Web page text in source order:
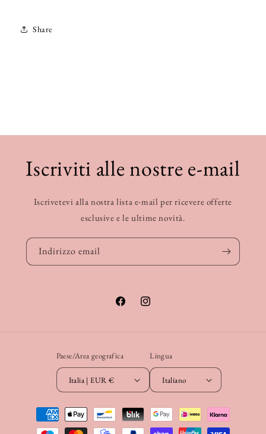
Share
Iscriviti alle nostre e-mail
Iscrivetevi alla nostra lista e-mail per ricevere offerte
esclusive e le ultime novità.
Indirizzo email
FacebookInstagram
Paese/Area geografica
Italia | EUR €
Lingua
Italiano
Metodi